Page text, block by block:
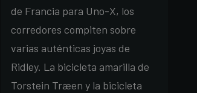
de Francia para Uno-X, los
corredores compiten sobre
varias auténticas joyas de
Ridley. La bicicleta amarilla de
Torstein Træen y la bicicleta